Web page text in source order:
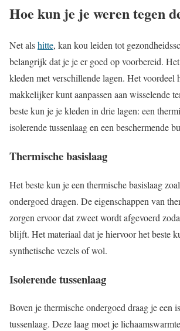
Hoe kun je je weren tegen
Net alshitte, kan kou leiden tot
belangrijk dat je je er goed op voorbereid.
kleden met verschillende lagen. Het voordeel
makkelijker kunt aanpassen aan wisselende
beste kun je je kleden in drie lagen: een
isolerende tussenlaag en een beschermende
Thermische basislaag
Het beste kun je een thermische basislaag
ondergoed dragen. De eigenschappen van
zorgen ervoor dat zweet wordt afgevoerd
blijft. Het materiaal dat je hiervoor het beste
synthetische vezels of wol.
Isolerende tussenlaag
Boven je thermische ondergoed draag je een
tussenlaag. Deze laag moet je